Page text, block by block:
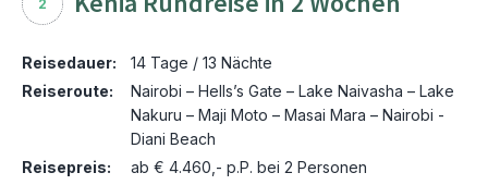
2
Reisedauer:
14 Tage / 13 Nächte
Reiseroute:
Nairobi – Hells’s Gate – Lake Naivasha – Lake
Nakuru – Maji Moto – Masai Mara – Nairobi -
Diani Beach
Reisepreis:
ab € 4.460,- p.P. bei 2 Personen